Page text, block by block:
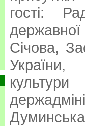
гості:
державної
Січова,
України,
культури